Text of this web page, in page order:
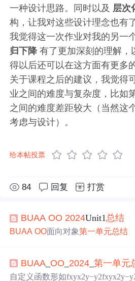
一种设计思路。同时以及 层次
构，让我对这些设计理念也有
我觉得这一次作业对我的另一
归下降 有了更加深刻的理解，
得以后还可以在这方面有更多
关于课程之后的建议，我觉得
业之间的难度与复杂度，比如
之间的难度差距较大（当然这
考虑与设计）。
给本帖投票
84 回复 打赏
BUAA OO 2024Unit1总结
BUAA OO面向对象第一单元总结
BUAA OO 2024 _第一单元
自定义函数形如